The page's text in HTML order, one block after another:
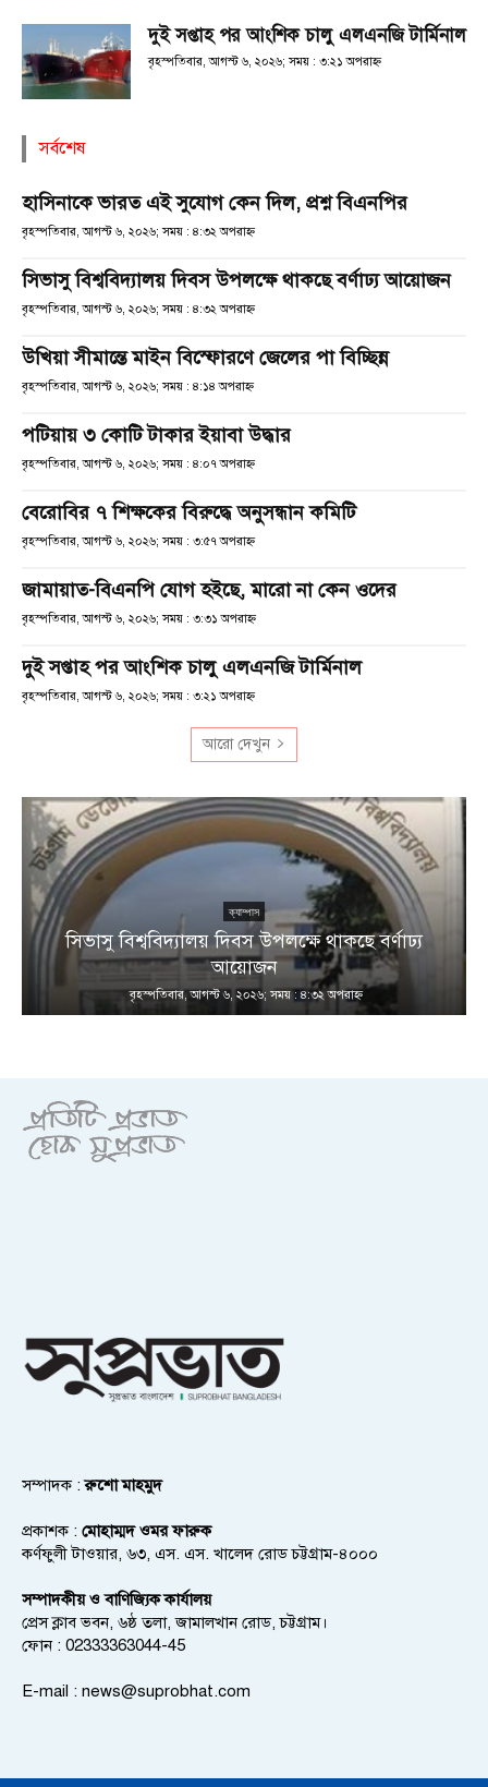
দুই সপ্তাহ পর আংশিক চালু এলএনজি টার্মিনাল
বৃহস্পতিবার, আগস্ট ৬, ২০২৬; সময় : ৩:২১ অপরাহ্ণ
সর্বশেষ
হাসিনাকে ভারত এই সুযোগ কেন দিল, প্রশ্ন বিএনপির
বৃহস্পতিবার, আগস্ট ৬, ২০২৬; সময় : ৪:৩২ অপরাহ্ণ
সিভাসু বিশ্ববিদ্যালয় দিবস উপলক্ষে থাকছে বর্ণাঢ্য আয়োজন
বৃহস্পতিবার, আগস্ট ৬, ২০২৬; সময় : ৪:৩২ অপরাহ্ণ
উখিয়া সীমান্তে মাইন বিস্ফোরণে জেলের পা বিচ্ছিন্ন
বৃহস্পতিবার, আগস্ট ৬, ২০২৬; সময় : ৪:১৪ অপরাহ্ণ
পটিয়ায় ৩ কোটি টাকার ইয়াবা উদ্ধার
বৃহস্পতিবার, আগস্ট ৬, ২০২৬; সময় : ৪:০৭ অপরাহ্ণ
বেরোবির ৭ শিক্ষকের বিরুদ্ধে অনুসন্ধান কমিটি
বৃহস্পতিবার, আগস্ট ৬, ২০২৬; সময় : ৩:৫৭ অপরাহ্ণ
জামায়াত-বিএনপি যোগ হইছে, মারো না কেন ওদের
বৃহস্পতিবার, আগস্ট ৬, ২০২৬; সময় : ৩:৩১ অপরাহ্ণ
দুই সপ্তাহ পর আংশিক চালু এলএনজি টার্মিনাল
বৃহস্পতিবার, আগস্ট ৬, ২০২৬; সময় : ৩:২১ অপরাহ্ণ
আরো দেখুন
ক্যাম্পাস
সিভাসু বিশ্ববিদ্যালয় দিবস উপলক্ষে থাকছে বর্ণাঢ্য
আয়োজন
বৃহস্পতিবার, আগস্ট ৬, ২০২৬; সময় : ৪:৩২ অপরাহ্ণ
সম্পাদক :রুশো মাহমুদ
প্রকাশক : মোহাম্মদ ওমর ফারুক
কর্ণফুলী টাওয়ার, ৬৩, এস. এস. খালেদ রোড চট্টগ্রাম-৪০০০
সম্পাদকীয় ও বাণিজ্যিক কার্যালয়
প্রেস ক্লাব ভবন, ৬ষ্ঠ তলা, জামালখান রোড, চট্টগ্রাম।
ফোন : 02333363044-45
E-mail : news@suprobhat.com